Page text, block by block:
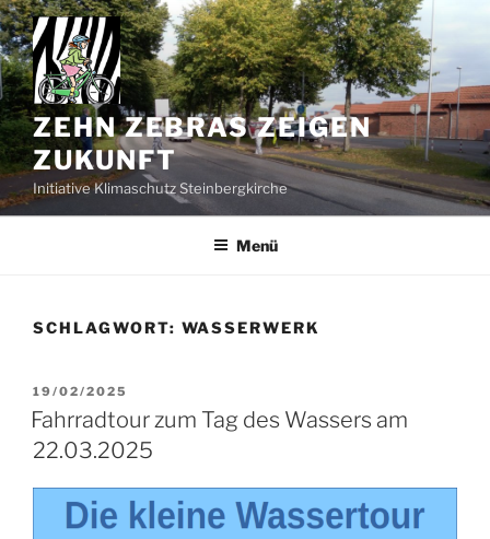
Zum
Inhalt
springen
ZEHN ZEBRAS ZEIGEN
ZUKUNFT
Initiative Klimaschutz Steinbergkirche
Menü
SCHLAGWORT: WASSERWERK
VERÖFFENTLICHT
AM
19/02/2025
Fahrradtour zum Tag des Wassers am
22.03.2025